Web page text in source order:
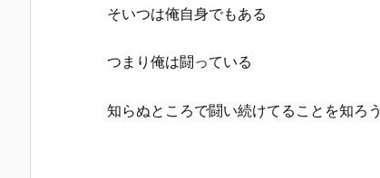
そいつは俺自身でもある
つまり俺は闘っている
知らぬところで闘い続けてることを知ろう